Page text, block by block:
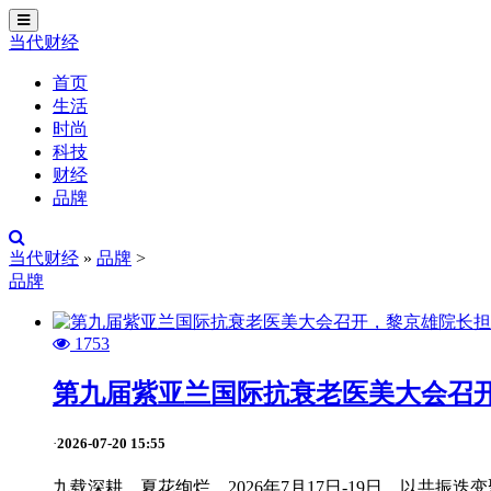
切
换
当代财经
首页
生活
时尚
科技
财经
品牌
当代财经 » 品牌 >
品牌
1753
第九届紫亚兰国际抗衰老医美大会召
·2026-07-20 15:55